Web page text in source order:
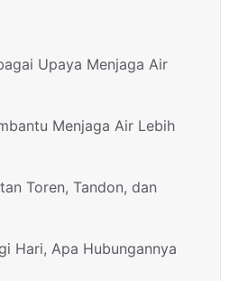
Upaya Menjaga Air
Menjaga Air Lebih
Toren, Tandon, dan
Hari, Apa Hubungannya